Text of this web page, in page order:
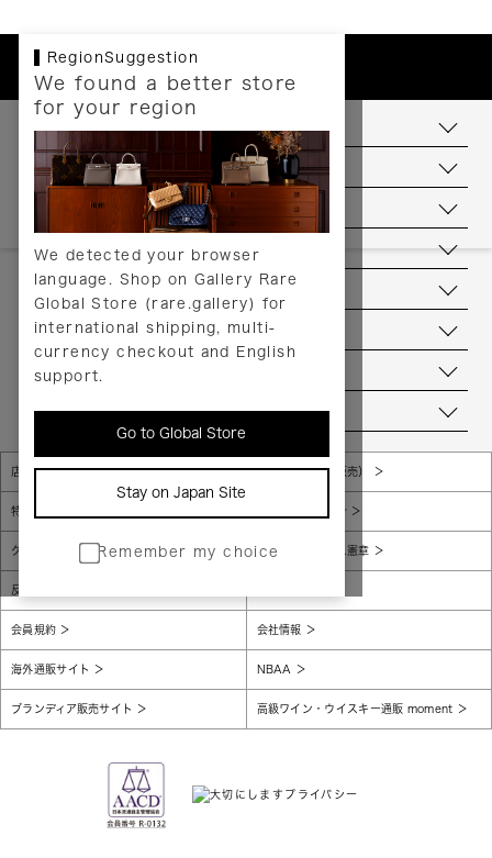
RegionSuggestion
We found a better store
for your region
We detected your browser
language. Shop on Gallery Rare
Global Store (rare.gallery) for
international shipping, multi-
currency checkout and English
support.
Go to Global Store
Stay on Japan Site
Remember my choice
お支払いについて
配送について
送料について
返品について
ヘルプ
お問い合わせ
当店について
店舗一覧 販売規約（店頭販売）
特定商取引法に基づく表示 個人情報保護方針
グローバルプライバシーポリシー コンプライアンス憲章
反社会的勢力に対する基本方針
会員規約 会社情報
海外通販サイト NBAA
ブランディア販売サイト 高級ワイン・ウイスキー通販 moment